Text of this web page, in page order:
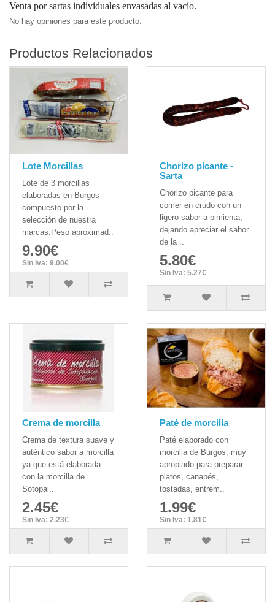
Venta por sartas individuales envasadas al vacío.
No hay opiniones para este producto.
Productos Relacionados
Lote Morcillas
Lote de 3 morcillas
elaboradas en Burgos
compuesto por la
selección de nuestra
marcas.Peso aproximad..
9.90€
Sin Iva: 9.00€
Chorizo picante -
Sarta
Chorizo picante para
comer en crudo con un
ligero sabor a pimienta,
dejando apreciar el sabor
de la ..
5.80€
Sin Iva: 5.27€
Crema de morcilla
Crema de textura suave y
auténtico sabor a morcilla
ya que está elaborada
con la morcilla de
Sotopal..
2.45€
Sin Iva: 2.23€
Paté de morcilla
Paté elaborado con
morcilla de Burgos, muy
apropiado para preparar
platos, canapés,
tostadas, entrem..
1.99€
Sin Iva: 1.81€